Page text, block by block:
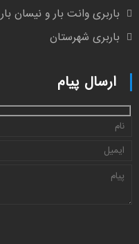
باربری وانت بار و نیسان بار
باربری شهرستان
ارسال پیام